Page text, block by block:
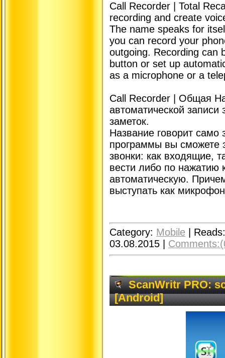
Call Recorder | Total
recording and create
The name speaks for
you can record your
outgoing. Recording can
button or set up
as a microphone or a
Call Recorder | Общая
автоматической записи
заметок.
Название говорит
программы вы сможете
звонки: как входящие,
вести либо по нажатию
автоматическую.
выступать как
Category: Mobile
Reads:
03.08.2015
ScanWritr PRO:
[Android]